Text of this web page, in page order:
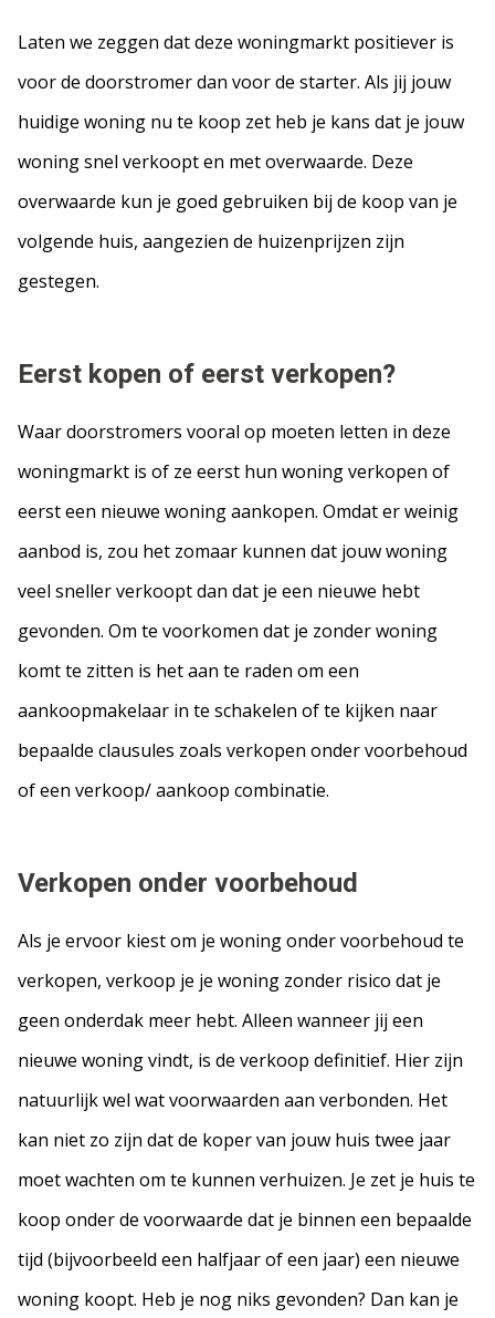
Laten we zeggen dat deze woningmarkt positiever is
voor de doorstromer dan voor de starter. Als jij jouw
huidige woning nu te koop zet heb je kans dat je jouw
woning snel verkoopt en met overwaarde. Deze
overwaarde kun je goed gebruiken bij de koop van je
volgende huis, aangezien de huizenprijzen zijn
gestegen.
Eerst kopen of eerst verkopen?
Waar doorstromers vooral op moeten letten in deze
woningmarkt is of ze eerst hun woning verkopen of
eerst een nieuwe woning aankopen. Omdat er weinig
aanbod is, zou het zomaar kunnen dat jouw woning
veel sneller verkoopt dan dat je een nieuwe hebt
gevonden. Om te voorkomen dat je zonder woning
komt te zitten is het aan te raden om een
aankoopmakelaar in te schakelen of te kijken naar
bepaalde clausules zoals verkopen onder voorbehoud
of een verkoop/ aankoop combinatie.
Verkopen onder voorbehoud
Als je ervoor kiest om je woning onder voorbehoud te
verkopen, verkoop je je woning zonder risico dat je
geen onderdak meer hebt. Alleen wanneer jij een
nieuwe woning vindt, is de verkoop definitief. Hier zijn
natuurlijk wel wat voorwaarden aan verbonden. Het
kan niet zo zijn dat de koper van jouw huis twee jaar
moet wachten om te kunnen verhuizen. Je zet je huis te
koop onder de voorwaarde dat je binnen een bepaalde
tijd (bijvoorbeeld een halfjaar of een jaar) een nieuwe
woning koopt. Heb je nog niks gevonden? Dan kan je